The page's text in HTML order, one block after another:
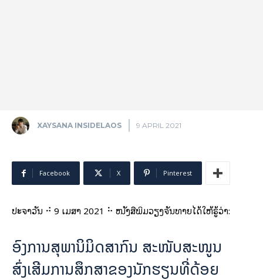
XAYSANA INSIDELAOS 9 APRIL 2021
Facebook X Pinterest
ປະຈຳວັນ ⠚ 9 ເມສາ 2021 ⠓ ໜັງສືພິມວຽງຈັນທາຍໄດ້ໃຫ້ຮູ້ວ່າ:
ອົງການສຸພານິມິດສາກົນ ສະໜັບສະໜູນ
ສົ່ງເສີມການສຶກສາຂອງນັກຮຽນທີ່ດ້ອຍ